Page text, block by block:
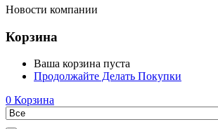
Новости компании
Корзина
Ваша корзина пуста
Продолжайте Делать Покупки
0 Корзина